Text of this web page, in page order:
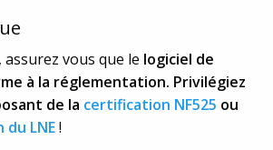
assurez vous que le logiciel de
à la réglementation. Privilégiez
de la certification NF525 ou
LNE!